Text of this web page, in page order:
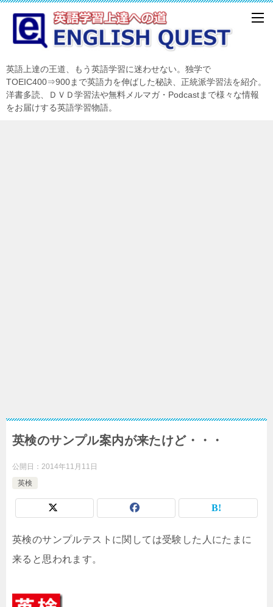
英語上達の王道、もう英語学習に迷わせない。独学で
TOEIC400⇒900まで英語力を伸ばした秘訣、正統派学習法を紹介。
洋書多読、ＤＶＤ学習法や無料メルマガ・Podcastまで様々な情報
をお届けする英語学習物語。
英検のサンプル案内が来たけど・・・
公開日： 2014年11月11日
英検
英検のサンプルテストに関しては受験した人にたまに
来ると思われます。